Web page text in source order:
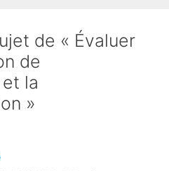
de « Évaluer
de
la
»